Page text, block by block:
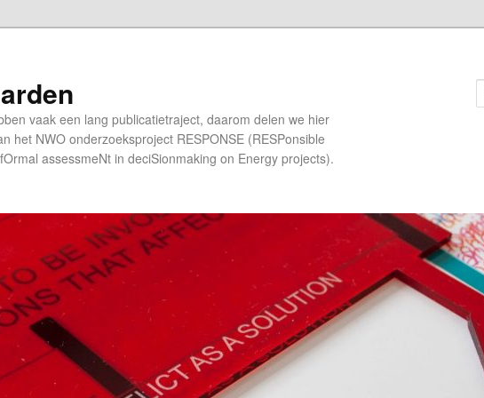
vaak een lang publicatietraject, daarom delen we hier
het NWO onderzoeksproject RESPONSE (RESPonsible
assessmeNt in deciSionmaking on Energy projects).